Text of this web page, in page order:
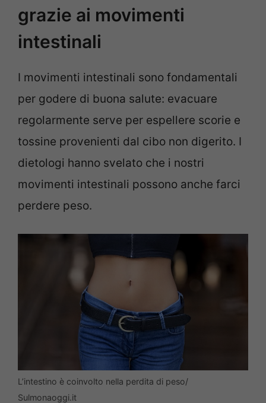
grazie ai movimenti
intestinali
I movimenti intestinali sono fondamentali
per godere di buona salute: evacuare
regolarmente serve per espellere scorie e
tossine provenienti dal cibo non digerito. I
dietologi hanno svelato che i nostri
movimenti intestinali possono anche farci
perdere peso.
L’intestino è coinvolto nella perdita di peso/
Sulmonaoggi.it